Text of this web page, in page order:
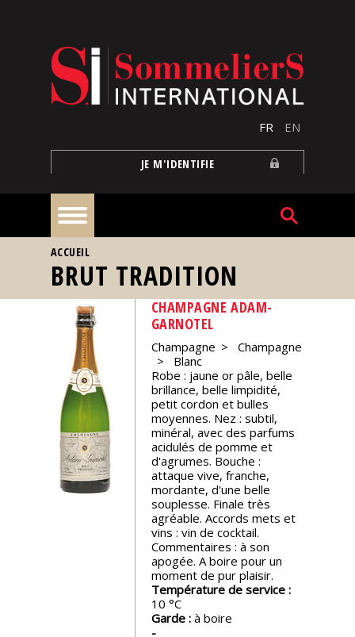
FR EN
JE M'IDENTIFIE
À
la
une
Reportages
Nos
événements
Spiritueux
Notes
VOUS ÊTES ICI
ACCUEIL
BRUT TRADITION
CHAMPAGNE ADAM-
GARNOTEL
Champagne
Champagne
Blanc
Robe : jaune or pâle, belle
brillance, belle limpidité,
petit cordon et bulles
moyennes. Nez : subtil,
minéral, avec des parfums
acidulés de pomme et
d'agrumes. Bouche :
attaque vive, franche,
mordante, d'une belle
souplesse. Finale très
agréable. Accords mets et
vins : vin de cocktail.
Commentaires : à son
apogée. A boire pour un
moment de pur plaisir.
Température de service :
10
Garde : à boire